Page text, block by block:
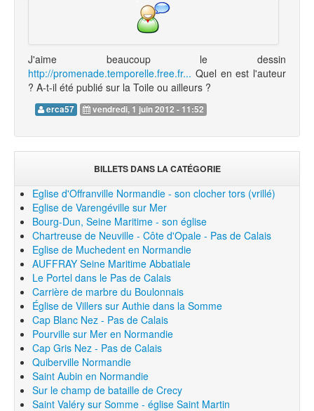
J'aime beaucoup le dessin
http://promenade.temporelle.free.fr... Quel en est l'auteur
? A-t-il été publié sur la Toile ou ailleurs ?
erca57 vendredi, 1 juin 2012 - 11:52
BILLETS DANS LA CATÉGORIE
Eglise d'Offranville Normandie - son clocher tors (vrillé)
Eglise de Varengéville sur Mer
Bourg-Dun, Seine Maritime - son église
Chartreuse de Neuville - Côte d'Opale - Pas de Calais
Eglise de Muchedent en Normandie
AUFFRAY Seine Maritime Abbatiale
Le Portel dans le Pas de Calais
Carrière de marbre du Boulonnais
Église de Villers sur Authie dans la Somme
Cap Blanc Nez - Pas de Calais
Pourville sur Mer en Normandie
Cap Gris Nez - Pas de Calais
Quiberville Normandie
Saint Aubin en Normandie
Sur le champ de bataille de Crecy
Saint Valéry sur Somme - église Saint Martin